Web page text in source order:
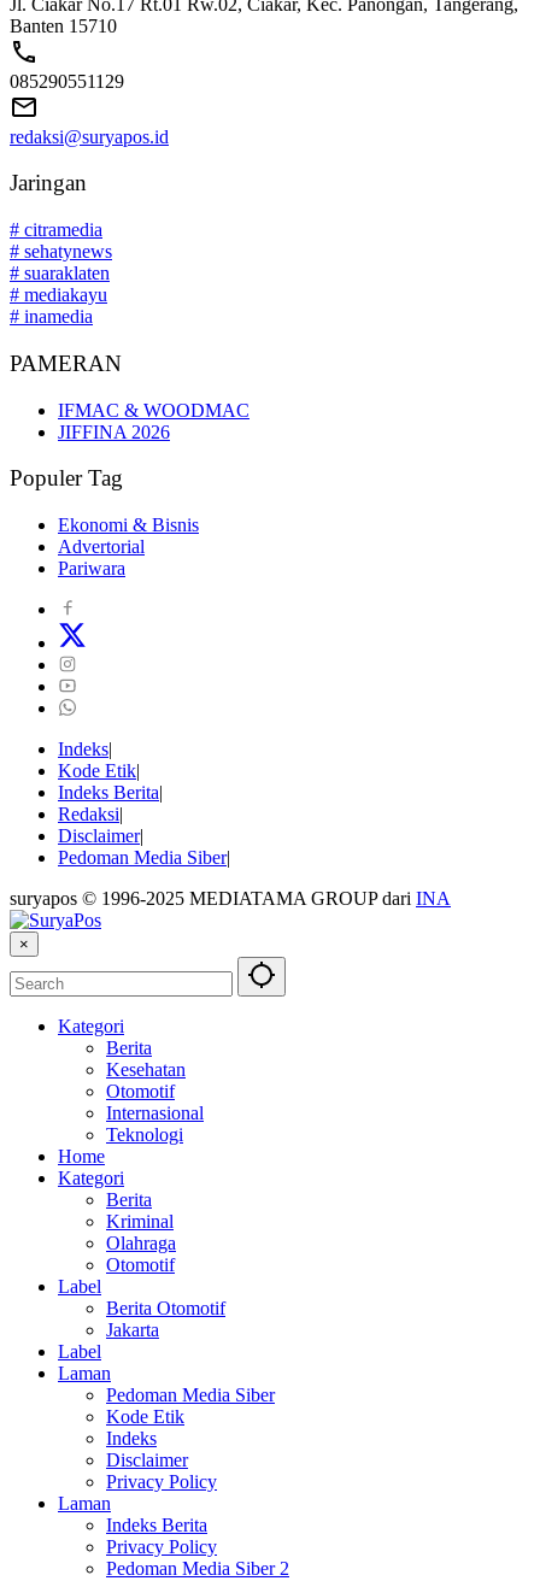
Banten 15710
085290551129
redaksi@suryapos.id
Jaringan
# citramedia
# sehatynews
# suaraklaten
# mediakayu
# inamedia
PAMERAN
IFMAC & WOODMAC
JIFFINA 2026
Populer Tag
Ekonomi & Bisnis
Advertorial
Pariwara
Indeks
Kode Etik
Indeks Berita
Redaksi
Disclaimer
Pedoman Media Siber
suryapos © 1996-2025 MEDIATAMA GROUP dari INA
×
Kategori
Berita
Kesehatan
Otomotif
Internasional
Teknologi
Home
Kategori
Berita
Kriminal
Olahraga
Otomotif
Label
Berita Otomotif
Jakarta
Label
Laman
Pedoman Media Siber
Kode Etik
Indeks
Disclaimer
Privacy Policy
Laman
Indeks Berita
Privacy Policy
Pedoman Media Siber 2